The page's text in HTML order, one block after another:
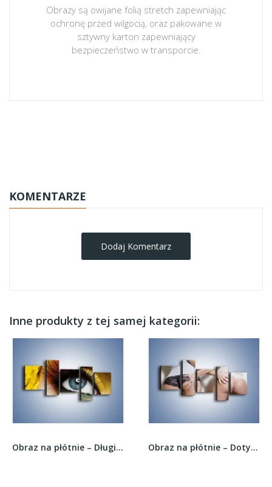
Obrazy są owijane folią stretch zapewniając
ochronę przed wilgocią, oraz pakowane w
sztywny karton zapewniający
bezpieczeństwo w transporcie.
KOMENTARZE
Dodaj Komentarz
Inne produkty z tej samej kategorii:
Obraz na płótnie – Długie kobiece rzęsy –... Obraz na płótnie – Dotyk przyjaznych dłoni –...